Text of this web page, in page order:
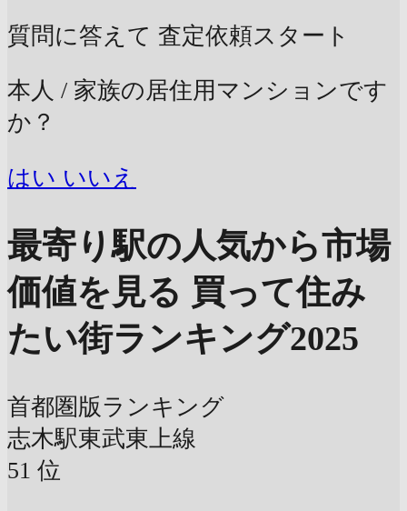
質問に答えて 査定依頼スタート
本人 / 家族の居住用マンションです
か？
はい いいえ
最寄り駅の人気から市場
価値を見る 買って住み
たい街ランキング2025
首都圏版ランキング
志木駅東武東上線
51 位